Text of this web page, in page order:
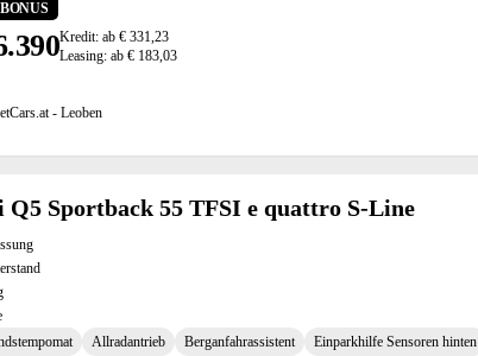
Kredit: ab € 331,23
Leasing: ab € 183,03
- Leoben
Q5 Sportback 55 TFSI e quattro S-Line
Allradantrieb Berganfahrassistent Einparkhilfe Sensoren hinten